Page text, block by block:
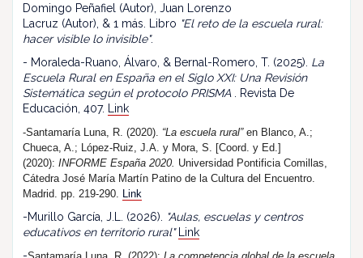
Domingo Peñafiel (Autor), Juan Lorenzo
Lacruz (Autor), & 1 más. Libro "El reto de la escuela rural:
hacer visible lo invisible".
- Moraleda-Ruano, Álvaro, & Bernal-Romero, T. (2025). La
Escuela Rural en España en el Siglo XXI: Una Revisión
Sistemática según el protocolo PRISMA . Revista De
Educación, 407.
Link
-Santamaría Luna, R. (2020). “La escuela rural”en Blanco, A.;
Chueca, A.; López-Ruiz, J.A. y Mora, S. [Coord. y Ed.]
(2020): INFORME España 2020. Universidad Pontificia Comillas,
Cátedra José María Martín Patino de la Cultura del Encuentro.
Madrid. pp. 219-290. Link
-Murillo García, J.L. (2026).
"Aulas, escuelas y centros
educativos en territorio rural"
Link